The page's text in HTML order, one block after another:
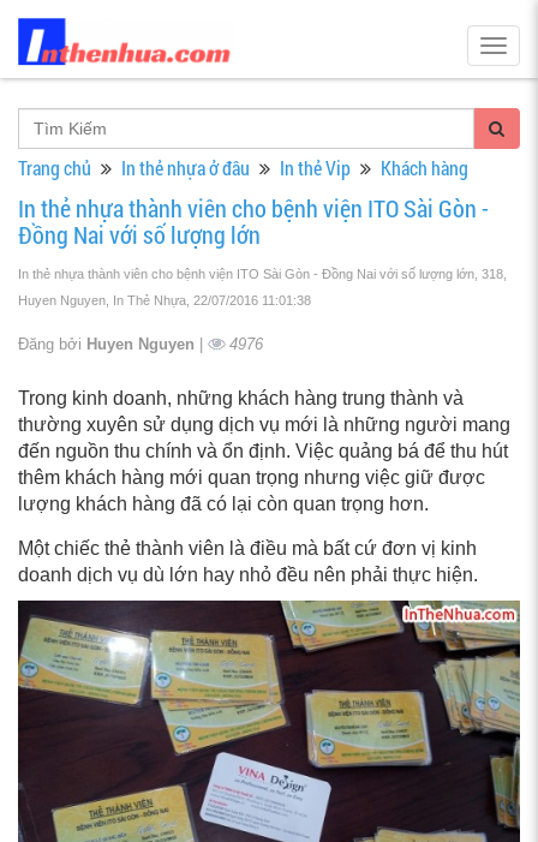
Trang chủ In thẻ nhựa ở đâu In thẻ Vip Khách hàng
In thẻ nhựa thành viên cho bệnh viện ITO Sài Gòn -
Đồng Nai với số lượng lớn
In thẻ nhựa thành viên cho bệnh viện ITO Sài Gòn - Đồng Nai với số lượng lớn, 318,
Huyen Nguyen, In Thẻ Nhựa , 22/07/2016 11:01:38
Đăng bởi Huyen Nguyen | 4976
Trong kinh doanh, những khách hàng trung thành và
thường xuyên sử dụng dịch vụ mới là những người mang
đến nguồn thu chính và ổn định. Việc quảng bá để thu hút
thêm khách hàng mới quan trọng nhưng việc giữ được
lượng khách hàng đã có lại còn quan trọng hơn.
Một chiếc thẻ thành viên là điều mà bất cứ đơn vị kinh
doanh dịch vụ dù lớn hay nhỏ đều nên phải thực hiện.